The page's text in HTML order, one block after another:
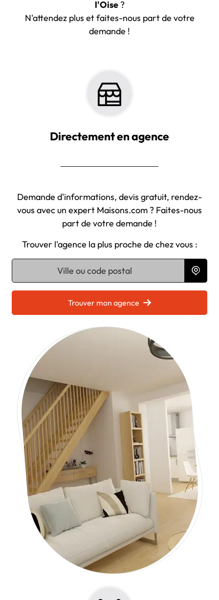
l'Oise?
N'attendez plus et faites-nous part de votre
demande !
Directement en agence
Demande d'informations, devis gratuit, rendez-
vous avec un expert Maisons.com ? Faites-nous
part de votre demande !
Trouver l'agence la plus proche de chez vous :
Chargement...
Trouver mon agence